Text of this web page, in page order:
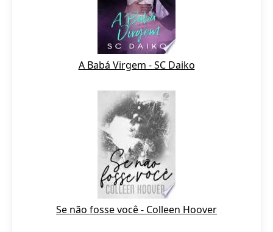
A Babá Virgem - SC Daiko
Se não fosse você - Colleen Hoover